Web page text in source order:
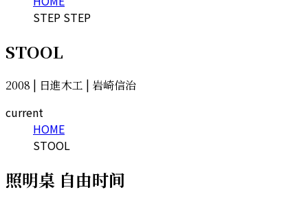
STEP STEP
STOOL
2008 | 日進木工 | 岩崎信治
current
HOME
STOOL
照明桌 自由时间